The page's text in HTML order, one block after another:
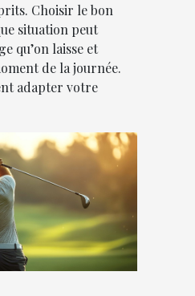
Choisir le bon
situation peut
qu’on laisse et
de la journée.
adapter votre